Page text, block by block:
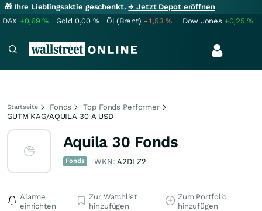
🎁 Ihre Lieblingsaktie geschenkt.→ Jetzt Depot eröffnen
DAX +0,69% Gold 0,00 % Öl (Brent) -1,53% Dow Jones +0,25%
Startseite Fonds
Top Fonds Performer
GUTM KAG/AQUILA 30 A USD
Aquila 30 Fonds
Fonds WKN:A2DLZ2
Alarme
einrichten
Zur Watchlist
hinzufügen
Zum Portfolio
hinzufügen